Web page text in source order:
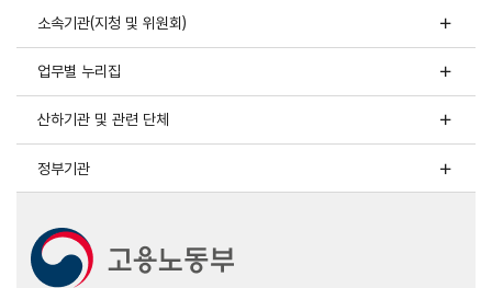
소속기관(지청 및 위원회)
업무별 누리집
산하기관 및 관련 단체
정부기관